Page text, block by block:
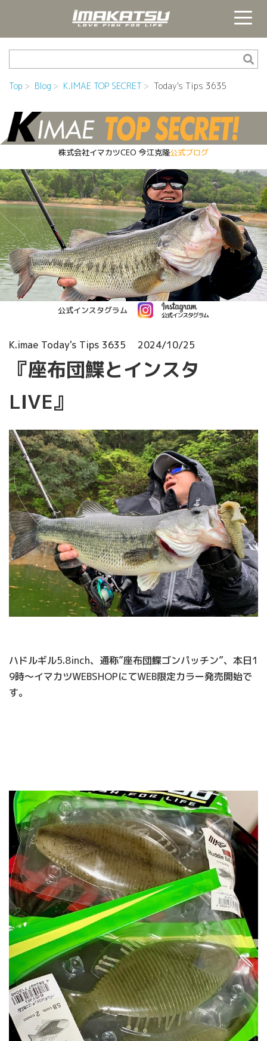
Top Blog K.IMAE TOP SECRET Today's Tips 3635
株式会社イマカツCEO 今江克隆公式ブログ
公式インスタグラム
K.imae Today's Tips 3635 2024/10/25
『座布団鰈とインスタ
LIVE』
ハドルギル5.8inch、通称”座布団鰈ゴンパッチン”、本日1
9時〜イマカツWEBSHOPにてWEB限定カラー発売開始で
す。